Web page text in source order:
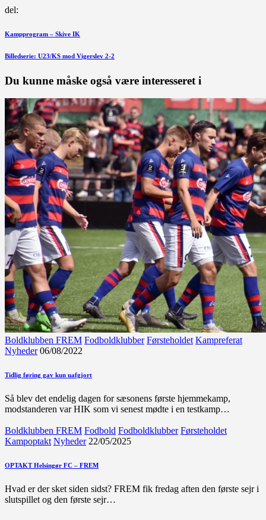
del:
Indlægsnavigation
Forrige
Kampprogram – Skive IK
Næste
Billedserie: U23/KS mod Vigerslev 2-2
Du kunne måske også være interesseret i
Boldklubben FREM Fodboldklubber Førsteholdet Kampreferat
Nyheder 06/08/2022
Tidlig føring gav kun uafgjort
Så blev det endelig dagen for sæsonens første hjemmekamp,
modstanderen var HIK som vi senest mødte i en testkamp…
Boldklubben FREM Fodbold Fodboldklubber Førsteholdet
Kampoptakt Nyheder 22/05/2025
OPTAKT Helsingør FC – FREM
Hvad er der sket siden sidst? FREM fik fredag aften den første sejr i
slutspillet og den første sejr…